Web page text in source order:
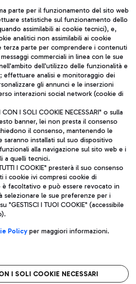
TRAVEL JOURNAL
ITA
- Società soggetta a direzione e
S.p.A.
Imprese di Roma 13032990155 P.
int. vers.
Racchetti 1 - 00054 Fiumicino (RM)
Note legali
Roma FCO
stellato
parte per il funzionamento del sito web
statistiche sul funzionamento dello
assimilabili ai cookie tecnici), e,
analitici non assimilabili ai cookie
terza parte per comprendere i contenuti
commerciali in linea con le sue
dell'utilizzo delle funzionalità e
effettuare analisi e monitoraggio dei
gli annunci e le inserzioni
interazioni social network (cookie di
I SOLI COOKIE NECESSARI" o sulla
banner, lei non presta il consenso
il consenso, mantenendo le
saranno installati sul suo dispositivo
alla navigazione sul sito web e i
a quelli tecnici.
I COOKIE" presterà il suo consenso
i cookie ivi compresi cookie di
facoltativo e può essere revocato in
selezionare le sue preferenze per i
"GESTISCI I TUOI COOKIE" (accessibile
Policyper maggiori informazioni.
I SOLI COOKIE NECESSARI